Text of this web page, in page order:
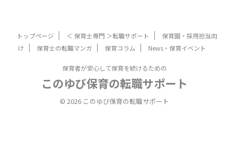
トップページ ＜ 保育士専門 ＞転職サポート
保育園・採用担当向
け
保育士の転職マンガ 保育コラム News・保育イベント
保育者が安心して保育を続けるための
このゆび保育の転職サポート
© 2026 このゆび保育の転職サポート